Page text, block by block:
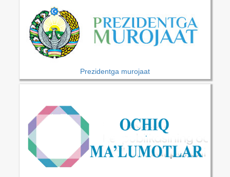
Prezidentga murojaat